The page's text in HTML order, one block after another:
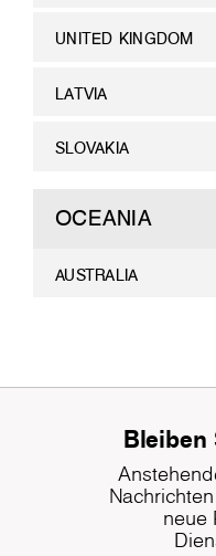
UNITED KINGDOM
LATVIA
SLOVAKIA
OCEANIA
AUSTRALIA
Bleiben
neue